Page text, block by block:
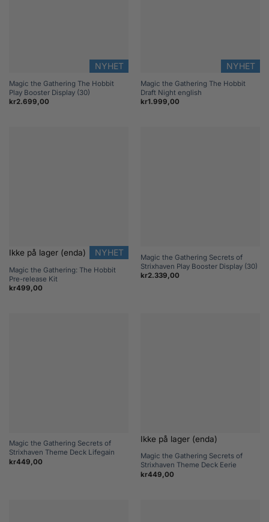
NYHET
Magic the Gathering The Hobbit
Play Booster Display (30)
kr2.699,00
NYHET
Magic the Gathering The Hobbit
Draft Night english
kr1.999,00
NYHET
Ikke på lager (enda)
Magic the Gathering: The Hobbit
Pre-release Kit
kr499,00
Magic the Gathering Secrets of
Strixhaven Play Booster Display (30)
kr2.339,00
Magic the Gathering Secrets of
Strixhaven Theme Deck Lifegain
kr449,00
Ikke på lager (enda)
Magic the Gathering Secrets of
Strixhaven Theme Deck Eerie
kr449,00